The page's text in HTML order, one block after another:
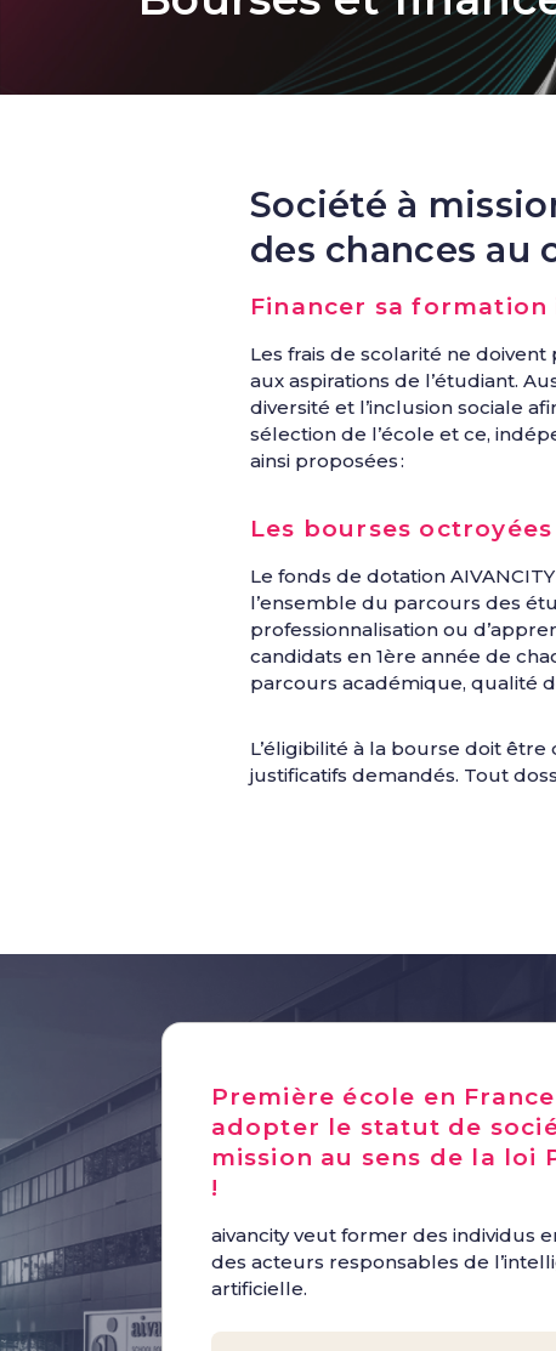
Société à
des chances au
Financer sa formation
Les frais de scolarité ne
aux aspirations de l’étudiant.
diversité et l’inclusion sociale
sélection de l’école et ce,
ainsi proposées :
Les bourses
Le fonds de dotation
l’ensemble du parcours des
professionnalisation ou
candidats en 1ère année de
parcours académique, qualité
L’éligibilité à la bourse doit
justificatifs demandés. Tout
Première école en
adopter le statut de
mission au sens de la loi
!
aivancity veut former des individus
des acteurs responsables de
artificielle.